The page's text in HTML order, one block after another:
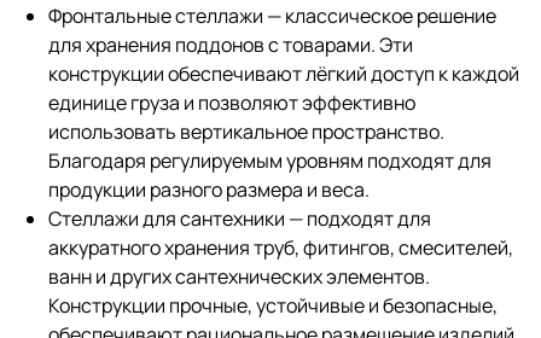
Фронтальные стеллажи — классическое решение
для хранения поддонов с товарами. Эти
конструкции обеспечивают лёгкий доступ к каждой
единице груза и позволяют эффективно
использовать вертикальное пространство.
Благодаря регулируемым уровням подходят для
продукции разного размера и веса.
Стеллажи для сантехники — подходят для
аккуратного хранения труб, фитингов, смесителей,
ванн и других сантехнических элементов.
Конструкции прочные, устойчивые и безопасные,